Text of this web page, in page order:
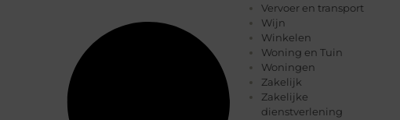
Vervoer en transport
Wijn
Winkelen
Woning en Tuin
Woningen
Zakelijk
Zakelijke
dienstverlening